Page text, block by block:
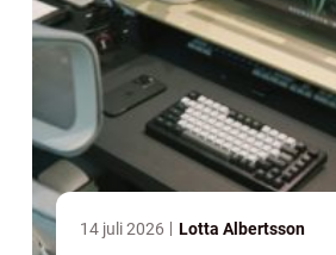
14 juli 2026 Lotta Albertsson